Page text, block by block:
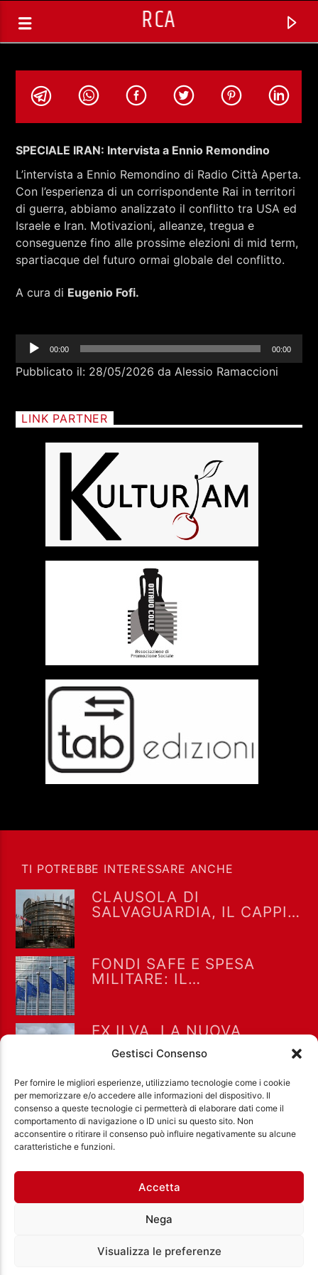
Gestisci Consenso
Per fornire le migliori esperienze, utilizziamo tecnologie come i cookie
per memorizzare e/o accedere alle informazioni del dispositivo. Il
consenso a queste tecnologie ci permetterà di elaborare dati come il
comportamento di navigazione o ID unici su questo sito. Non
acconsentire o ritirare il consenso può influire negativamente su alcune
caratteristiche e funzioni.
Accetta
Nega
Visualizza le preferenze
RCA
TRACCIA CORRENTE
FABRIZIO FALCIONI
+393401974468
Sostieni Radio Città Aperta
SPECIALE IRAN: Intervista a Ennio Remondino
L’intervista a Ennio Remondino di Radio Città Aperta.
Con l’esperienza di un corrispondente Rai in territori
di guerra, abbiamo analizzato il conflitto tra USA ed
Israele e Iran. Motivazioni, alleanze, tregua e
conseguenze fino alle prossime elezioni di mid term,
spartiacque del futuro ormai globale del conflitto.
A cura di Eugenio Fofi.
Audio
00:00 00:00
Pubblicato il: 28/05/2026 da Alessio Ramaccioni
LINK PARTNER
TI POTREBBE INTERESSARE ANCHE
CLAUSOLA DI
SALVAGUARDIA, IL CAPPIO
FONDI SAFE E SPESA
MILITARE: IL
SPACCATURA
NELL’OPPOSIZIONE
EX ILVA, LA NUOVA
SENTENZA METTE IN CRISI
UN GOVERNO SENZA IDEE.
E TARANTO RESTA
STRETTA TRA LAVORO E
SALUTE
Ass. Cult. Dissociazione - Codice fiscale:
Città Aperta via di Casal Bruciato 31/A, Roma